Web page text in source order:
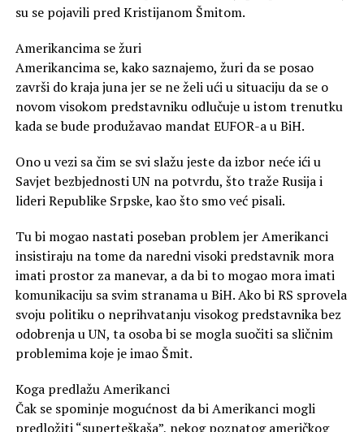
su se pojavili pred Kristijanom Šmitom.
Amerikancima se žuri
Amerikancima se, kako saznajemo, žuri da se posao
završi do kraja juna jer se ne želi ući u situaciju da se o
novom visokom predstavniku odlučuje u istom trenutku
kada se bude produžavao mandat EUFOR-a u BiH.
Ono u vezi sa čim se svi slažu jeste da izbor neće ići u
Savjet bezbjednosti UN na potvrdu, što traže Rusija i
lideri Republike Srpske, kao što smo već pisali.
Tu bi mogao nastati poseban problem jer Amerikanci
insistiraju na tome da naredni visoki predstavnik mora
imati prostor za manevar, a da bi to mogao mora imati
komunikaciju sa svim stranama u BiH. Ako bi RS sprovela
svoju politiku o neprihvatanju visokog predstavnika bez
odobrenja u UN, ta osoba bi se mogla suočiti sa sličnim
problemima koje je imao Šmit.
Koga predlažu Amerikanci
Čak se spominje mogućnost da bi Amerikanci mogli
predložiti “superteškaša”, nekog poznatog američkog